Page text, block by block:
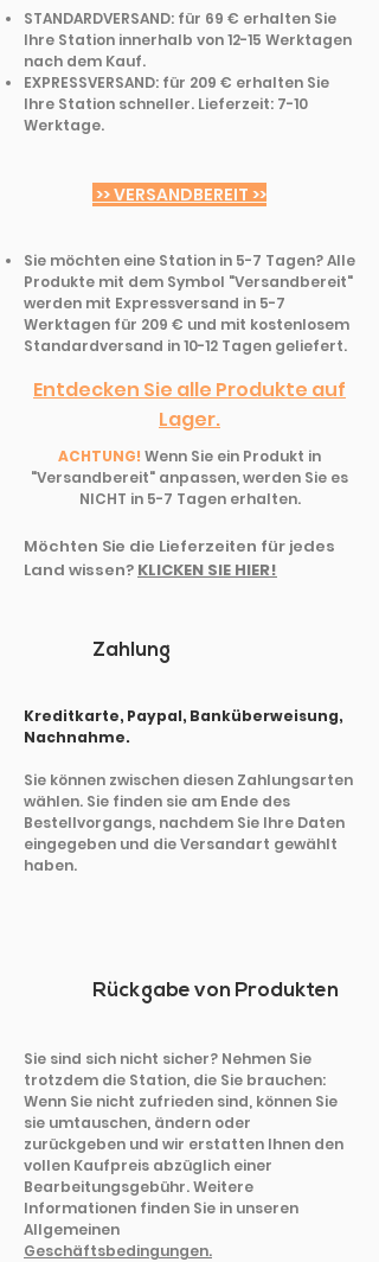
STANDARDVERSAND: für 69 € erhalten Sie
Ihre Station innerhalb von 12-15 Werktagen
nach dem Kauf.
EXPRESSVERSAND: für 209 € erhalten Sie
Ihre Station schneller. Lieferzeit: 7-10
Werktage.
>> VERSANDBEREIT >>
Sie möchten eine Station in 5-7 Tagen? Alle
Produkte mit dem Symbol "Versandbereit"
werden mit Expressversand in 5-7
Werktagen für 209 € und mit kostenlosem
Standardversand in 10-12 Tagen geliefert.
Entdecken Sie alle Produkte auf
Lager.
ACHTUNG! Wenn Sie ein Produkt in
"Versandbereit" anpassen, werden Sie es
NICHT in 5-7 Tagen erhalten.
Möchten Sie die Lieferzeiten für jedes
Land wissen? KLICKEN SIE HIER!
Zahlung
Kreditkarte, Paypal, Banküberweisung,
Nachnahme.
Sie können zwischen diesen Zahlungsarten
wählen. Sie finden sie am Ende des
Bestellvorgangs, nachdem Sie Ihre Daten
eingegeben und die Versandart gewählt
haben.
Rückgabe von Produkten
Sie sind sich nicht sicher? Nehmen Sie
trotzdem die Station, die Sie brauchen:
Wenn Sie nicht zufrieden sind, können Sie
sie umtauschen, ändern oder
zurückgeben und wir erstatten Ihnen den
vollen Kaufpreis abzüglich einer
Bearbeitungsgebühr. Weitere
Informationen finden Sie in unseren
Allgemeinen
Geschäftsbedingungen.